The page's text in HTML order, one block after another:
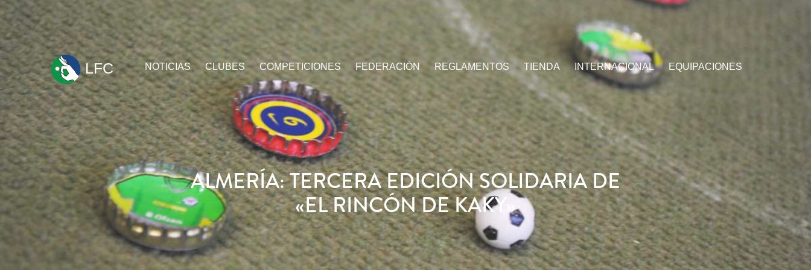
ir
al
contenido
LFC NOTICIAS CLUBES COMPETICIONES FEDERACIÓN REGLAMENTOS TIENDA INTERNACIONAL EQUIPACIONES
ALMERÍA: TERCERA EDICIÓN SOLIDARIA DE
«EL RINCÓN DE KAKY»